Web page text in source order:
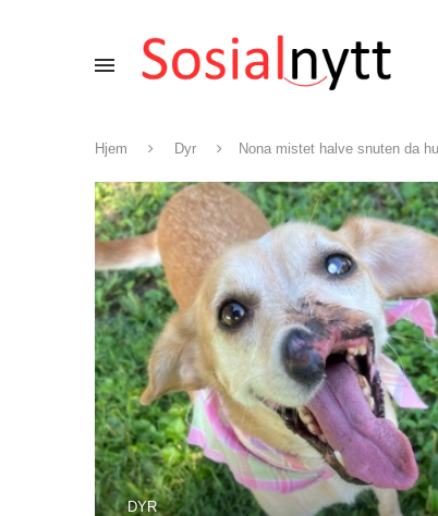
Hjem Dyr Nona mistet halve snuten da
DYR